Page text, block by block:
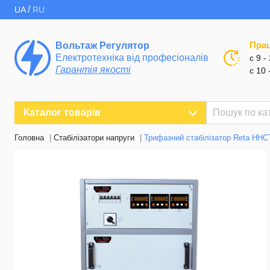
UA/ RU
Вольтаж Регулятор
Електротехніка від професіоналів
Гарантія якості
с 9 -
с 10
Каталог товарів
Головна Стабілізатори напруги Трифазний стабілізатор Reta